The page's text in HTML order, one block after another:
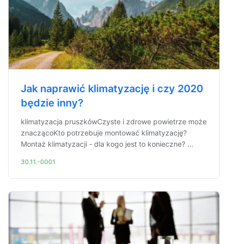
Jak naprawić klimatyzację i czy 2020
będzie inny?
klimatyzacja pruszkówCzyste i zdrowe powietrze może
znaczącoKto potrzebuje montować klimatyzację?
Montaż klimatyzacji - dla kogo jest to konieczne? ...
30.11.-0001